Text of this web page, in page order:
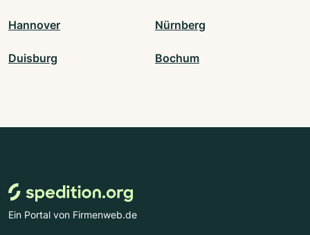
Hannover Nürnberg
Duisburg Bochum
Ein Portal von Firmenweb.de